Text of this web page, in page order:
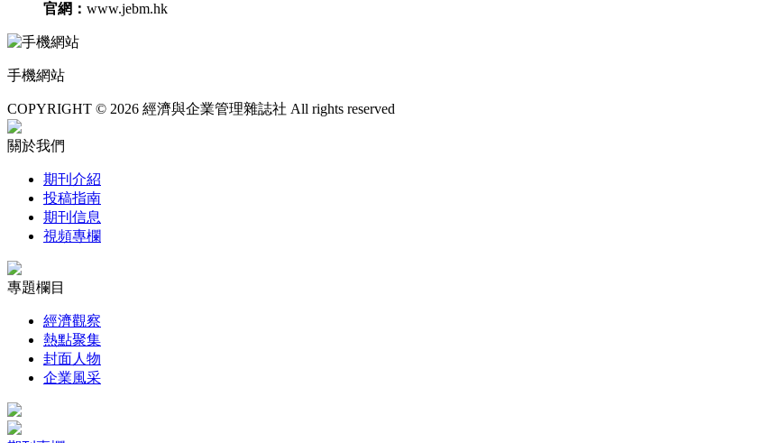
官網： www.jebm.hk
手機網站
COPYRIGHT © 2026 經濟與企業管理雜誌社 All rights reserved
關於我們
期刊介紹
投稿指南
期刊信息
視頻專欄
專題欄目
經濟觀察
熱點聚集
封面人物
企業風采